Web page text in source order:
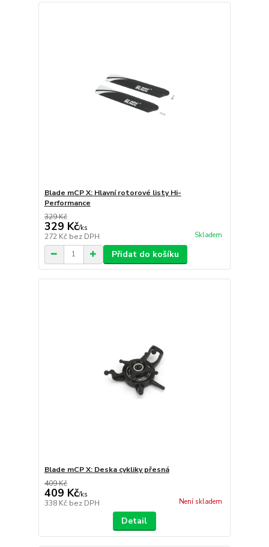
Blade mCP X: Hlavní rotorové listy Hi-
Performance
329 Kč
329 Kč/ks
272 Kč bez DPH Skladem
Přidat do košíku
Blade mCP X: Deska cykliky přesná
409 Kč
409 Kč/ks
338 Kč bez DPH Není skladem
Detail